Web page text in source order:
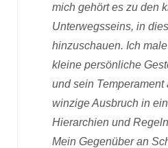
mich gehört es zu den
Unterwegsseins, in
hinzuschauen. Ich
kleine persönliche
und sein
winzige Ausbruch in
Hierarchien und
Mein Gegenüber an